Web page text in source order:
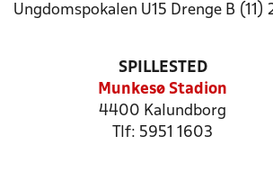
Ungdomspokalen U15 Drenge B (11)
SPILLESTED
Munkesø Stadion
4400 Kalundborg
Tlf: 5951 1603